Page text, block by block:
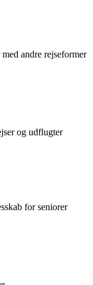
andre rejseformer
og udflugter
for seniorer